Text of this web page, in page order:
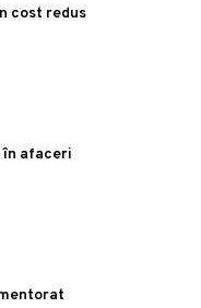
cost redus
în afaceri